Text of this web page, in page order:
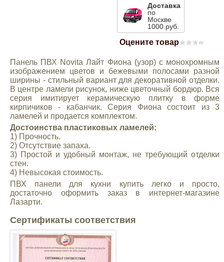
Доставка
по
Москве
1000 руб.
Оцените товар (0)
Панель ПВХ Novita Лайт Фиона (узор) с монохромным
изображением цветов и бежевыми полосами разной
ширины - стильный вариант для декоративной отделки.
В центре ламели рисунок, ниже цветочный бордюр. Вся
серия имитирует керамическую плитку в форме
кирпичиков - кабанчик. Серия Фиона состоит из 3
ламелей и продается комплектом.
Достоинства пластиковых ламелей:
1) Прочность.
2) Отсутствие запаха.
3) Простой и удобный монтаж, не требующий отделки
стен.
4) Невысокая стоимость.
ПВХ панели для кухни купить легко и просто,
достаточно оформить заказ в интернет-магазине
Лазарти.
Сертификаты соответствия
Toyota
Volkswagen
УАЗ
Дополнительные товары